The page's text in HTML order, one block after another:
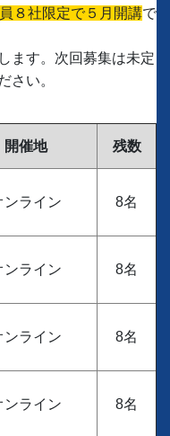
８社限定で５月開講で
します。次回募集は未定
さい。
開催地 残数
ンライン 8名
ンライン 8名
ンライン 8名
ンライン 8名